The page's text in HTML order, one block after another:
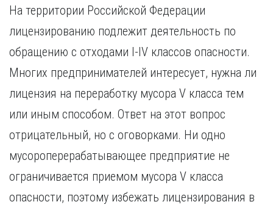
На территории Российской Федерации
лицензированию подлежит деятельность по
обращению с отходами I-IV классов опасности.
Многих предпринимателей интересует, нужна ли
лицензия на переработку мусора V класса тем
или иным способом. Ответ на этот вопрос
отрицательный, но с оговорками. Ни одно
мусороперерабатывающее предприятие не
ограничивается приемом мусора V класса
опасности, поэтому избежать лицензирования в